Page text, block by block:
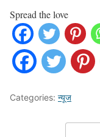
Spread the love
Categories: न्यूज